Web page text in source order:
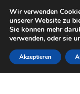
Mo–Fr
Zur
Navigation
springen
Zum
Inhalt
springen
Wir verwenden
unserer Website zu
Sie können mehr
verwenden, oder sie
Akzeptieren